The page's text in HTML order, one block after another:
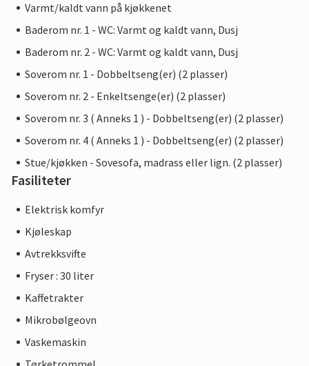
Varmt/kaldt vann på kjøkkenet
Baderom nr. 1 - WC: Varmt og kaldt vann, Dusj
Baderom nr. 2 - WC: Varmt og kaldt vann, Dusj
Soverom nr. 1 - Dobbeltseng(er) (2 plasser)
Soverom nr. 2 - Enkeltsenge(er) (2 plasser)
Soverom nr. 3 ( Anneks 1 ) - Dobbeltseng(er) (2 plasser)
Soverom nr. 4 ( Anneks 1 ) - Dobbeltseng(er) (2 plasser)
Stue/kjøkken - Sovesofa, madrass eller lign. (2 plasser)
Fasiliteter
Elektrisk komfyr
Kjøleskap
Avtrekksvifte
Fryser : 30 liter
Kaffetrakter
Mikrobølgeovn
Vaskemaskin